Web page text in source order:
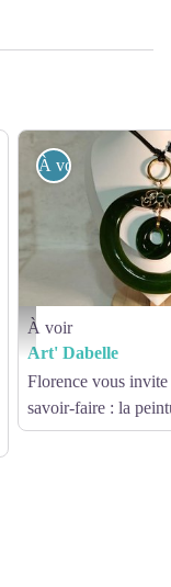
©Atelier Art' Dabelle - La
À voir
À voir
Art' Dabelle
Florence vous
savoir-faire : la